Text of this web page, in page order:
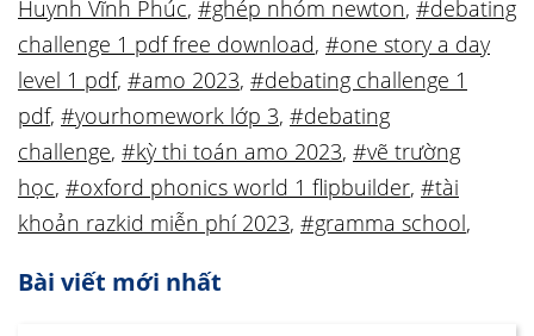
Huynh Vĩnh Phúc, #ghép nhóm newton, #debating
challenge 1 pdf free download, #one story a day
level 1 pdf, #amo 2023, #debating challenge 1
pdf, #yourhomework lớp 3, #debating
challenge, #kỳ thi toán amo 2023, #vẽ trường
học, #oxford phonics world 1 flipbuilder, #tài
khoản razkid miễn phí 2023, #gramma school,
Bài viết mới nhất